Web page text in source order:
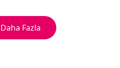
Daha Fazla